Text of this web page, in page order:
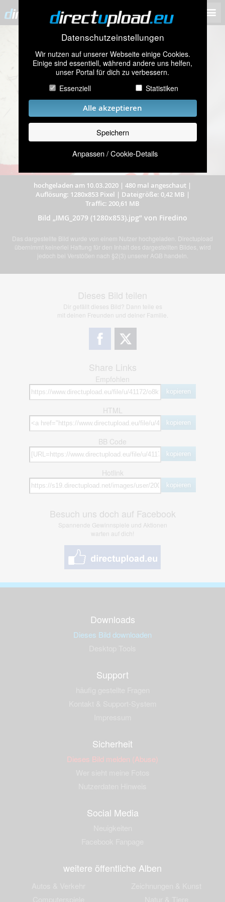
Datenschutzeinstellungen
Wir nutzen auf unserer Webseite einige Cookies.
Einige sind essentiell, während andere uns helfen,
unser Portal für dich zu verbessern.
Essenziell
Statistiken
Alle akzeptieren
Speichern
Anpassen / Cookie-Details
hochgeladen am 10.03.2020 | 480 mal angeschaut |
Auflösung: 1280x853 Pixel | Dateigröße: 0,42 MB |
Traffic: 200,61 MB
Bild „IMG_2079 (1280x853).jpg” von Firedino
Das dargestellte Bild wurde von einem Nutzer hochgeladen. Directupload
übernimmt keinerlei Haftung für den Inhalt des dargestellten Bildes, wird
jedoch bei Verstößen nach §2(3) unserer AGB handeln.
Dieses Bild teilen
Dir gefällt dieses Bild? Dann teile es
mit deinen Freunden und deiner Familie.
Share Links
Empfohlen
kopieren
HTML
kopieren
BB Code
kopieren
Hotlink
kopieren
Besuch uns doch auf Facebook
Spannende Gewinnspiele und Aktionen
warten auf dich!
Downloads
Dieses Bild downloaden
Support
Sicherheit
Dieses Bild melden (Abuse)
Social Media
weitere öffentliche Alben